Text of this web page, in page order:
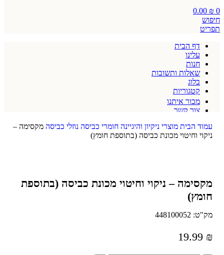
0
0.00 ₪
חיפוש
תפריט
דף הבית
עלינו
חנות
שאלות ותשובות
בלוג
קטגוריות
מכור איתנו
צור קשר
עמוד הבית מוצרי ניקיון והיגיינה חומרי כביסה נוזלי כביסה מקסימה –
ניקוי וחיטוי מכונת כביסה (בתוספת חומץ)
מקסימה – ניקוי וחיטוי מכונת כביסה (בתוספת
חומץ)
מק"ט: 448100052
19.99 ₪